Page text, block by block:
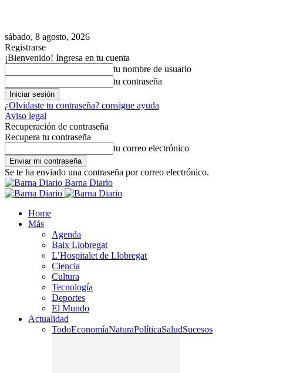
sábado, 8 agosto, 2026
Registrarse
¡Bienvenido! Ingresa en tu cuenta
tu nombre de usuario
tu contraseña
¿Olvidaste tu contraseña? consigue ayuda
Aviso legal
Recuperación de contraseña
Recupera tu contraseña
tu correo electrónico
Se te ha enviado una contraseña por correo electrónico.
Barna Diario
Home
Más
Agenda
Baix Llobregat
L’Hospitalet de Llobregat
Ciencia
Cultura
Tecnología
Deportes
El Mundo
Actualidad
TodoEconomíaNaturaPolíticaSaludSucesos